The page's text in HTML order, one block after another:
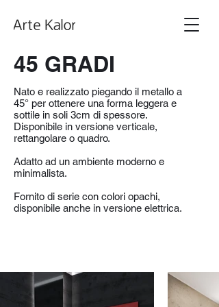
45 GRADI
Nato e realizzato piegando il metallo a
45° per ottenere una forma leggera e
sottile in soli 3cm di spessore.
Disponibile in versione verticale,
rettangolare o quadro.
Adatto ad un ambiente moderno e
minimalista.
Fornito di serie con colori opachi,
disponibile anche in versione elettrica.